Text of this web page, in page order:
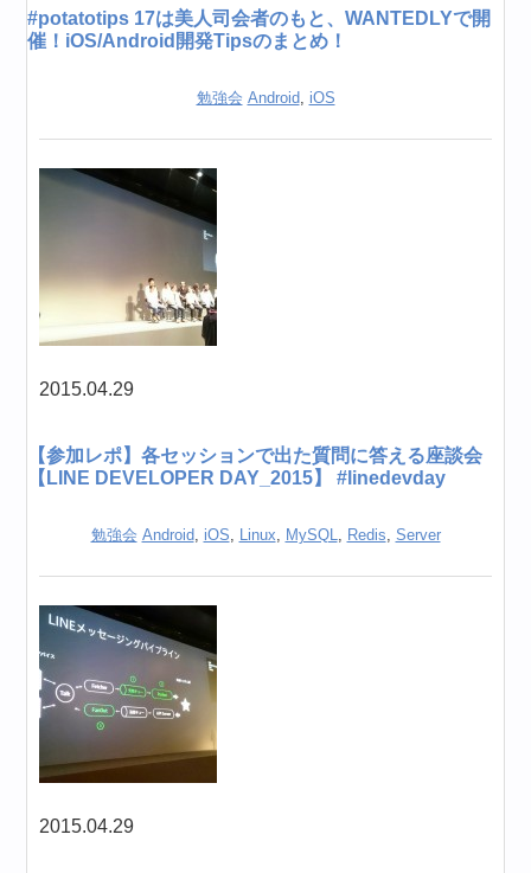
#potatotips 17は美人司会者のもと、WANTEDLYで開
催！iOS/Android開発Tipsのまとめ！
勉強会 Android, iOS
2015.04.29
【参加レポ】各セッションで出た質問に答える座談会
【LINE DEVELOPER DAY_2015】 #linedevday
勉強会 Android, iOS, Linux, MySQL, Redis, Server
2015.04.29